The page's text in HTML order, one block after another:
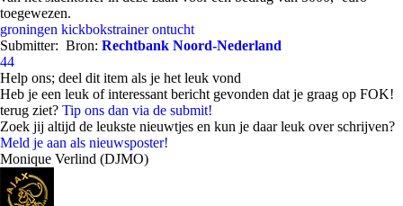
toegewezen.
groningen kickbokstrainer ontucht
Submitter: Bron: Rechtbank Noord-Nederland
44
Help ons; deel dit item als je het leuk vond
Heb je een leuk of interessant bericht gevonden dat je graag op FOK!
terug ziet? Tip ons dan via de submit!
Zoek jij altijd de leukste nieuwtjes en kun je daar leuk over schrijven?
Meld je aan als nieuwsposter!
Monique Verlind (DJMO)